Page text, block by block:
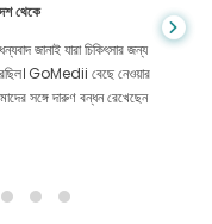
থেকে
জানাই যারা চিকিৎসার জন্য
GoMedii বেছে নেওয়ার
সঙ্গে দারুণ বন্ধন রেখেছেন